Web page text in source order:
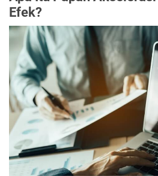
Efek?